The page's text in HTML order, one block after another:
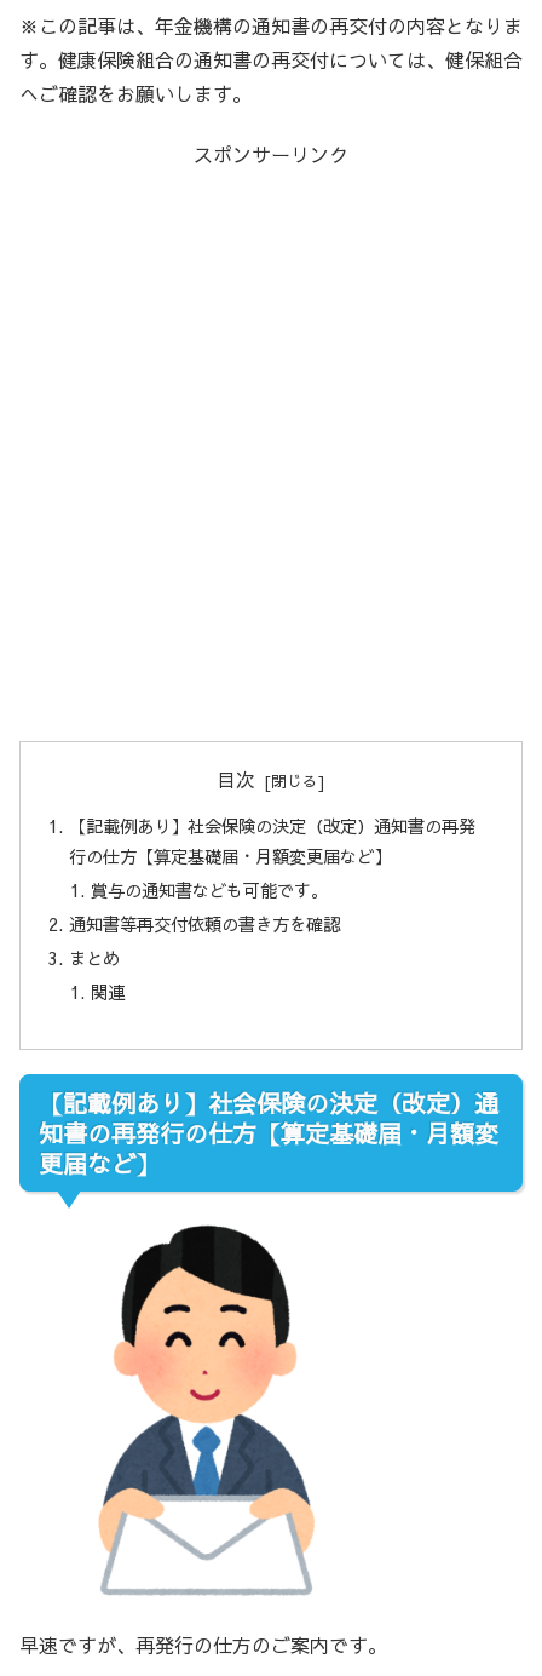
※この記事は、年金機構の通知書の再交付の内容となりま
す。健康保険組合の通知書の再交付については、健保組合
へご確認をお願いします。
スポンサーリンク
目次
【記載例あり】社会保険の決定（改定）通知書の再発
行の仕方【算定基礎届・月額変更届など】
賞与の通知書なども可能です。
通知書等再交付依頼の書き方を確認
まとめ
関連
【記載例あり】社会保険の決定（改定）通
知書の再発行の仕方【算定基礎届・月額変
更届など】
早速ですが、再発行の仕方のご案内です。